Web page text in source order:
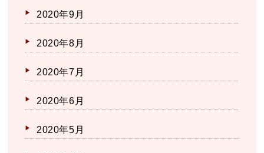
2020年9月
2020年8月
2020年7月
2020年6月
2020年5月